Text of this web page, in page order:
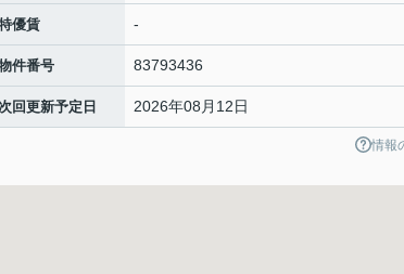
優賃 -
件番号 83793436
次回更新予定日 2026年08月12日
情報